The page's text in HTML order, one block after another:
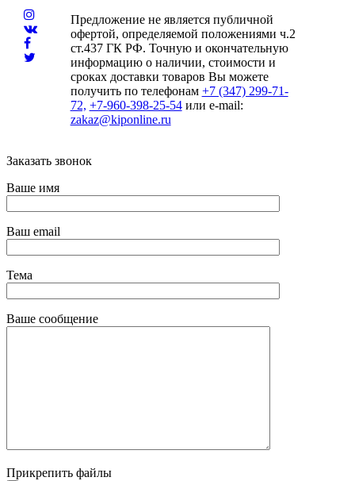
Предложение не является публичной
офертой, определяемой положениями ч.2
ст.437 ГК РФ. Точную и окончательную
информацию о наличии, стоимости и
сроках доставки товаров Вы можете
получить по телефонам +7 (347) 299-71-
72, +7-960-398-25-54или e-mail:
zakaz@kiponline.ru
Заказать звонок
Ваше имя
Ваш email
Тема
Ваше сообщение
Прикрепить файлы